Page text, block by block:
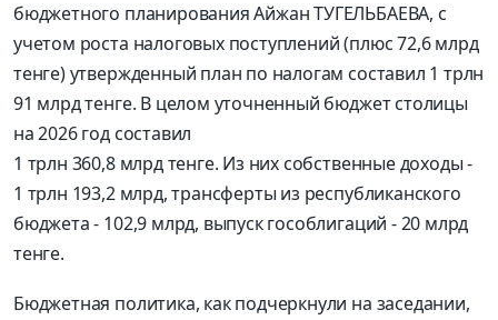
бюджетного планирования Айжан ТУГЕЛЬБАЕВА, с
учетом роста налоговых поступлений (плюс 72,6 млрд
тенге) утвержденный план по налогам составил 1 трлн
91 млрд тенге. В целом уточненный бюджет столицы
на 2026 год составил
1 трлн 360,8 млрд тенге. Из них собственные доходы -
1 трлн 193,2 млрд, трансферты из республиканского
бюджета - 102,9 млрд, выпуск гособлигаций - 20 млрд
тенге.
Бюджетная политика, как подчеркнули на заседании,